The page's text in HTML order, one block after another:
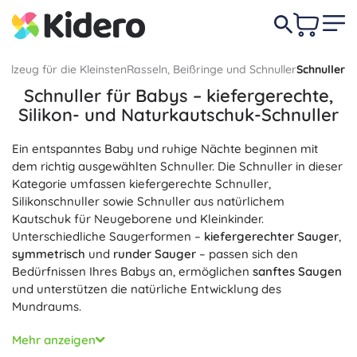
für die KleinstenRasseln, Beißringe und SchnullerSchnuller
Schnuller für Babys – kiefergerechte,
Silikon- und Naturkautschuk-Schnuller
Ein entspanntes Baby und ruhige Nächte beginnen mit
dem richtig ausgewählten Schnuller. Die Schnuller in dieser
Kategorie umfassen kiefergerechte Schnuller,
Silikonschnuller sowie Schnuller aus natürlichem
Kautschuk für Neugeborene und Kleinkinder.
Unterschiedliche Saugerformen – kiefergerechter Sauger,
symmetrisch und runder Sauger – passen sich den
Bedürfnissen Ihres Babys an, ermöglichen sanftes Saugen
und unterstützen die natürliche Entwicklung des
Mundraums.
Die Materialien sind
Silikonschnuller aus medizinischem Silikon ist robust,
Mehr anzeigen